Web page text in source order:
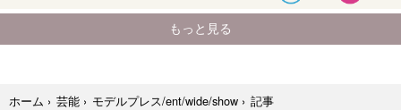
ホーム › 芸能 › モデルプレス/ent/wide/show › 記事